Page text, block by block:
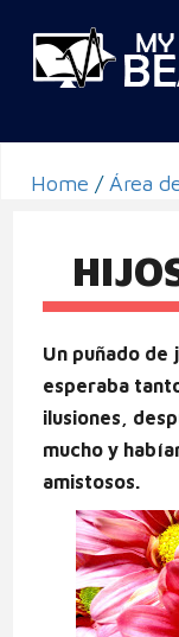
Home / Área
Un puñado de
esperaba
ilusiones,
mucho y
amistosos.